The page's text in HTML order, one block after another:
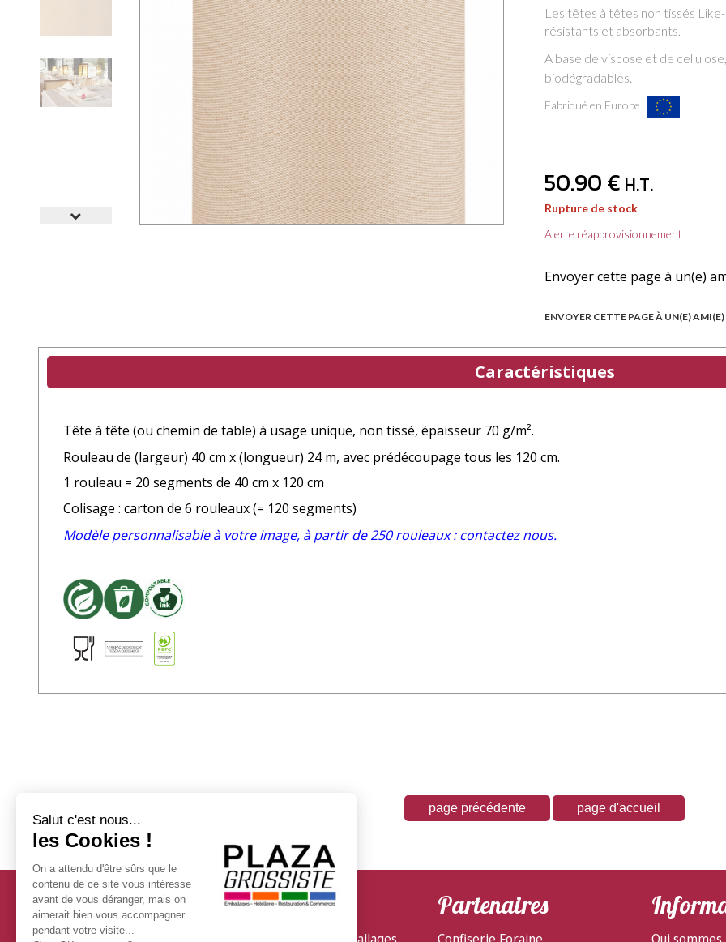
Les têtes à têtes non tissés
résistants et absorbants
A base de viscose et de
biodégradables.
Fabriqué en Europe
50.90€ H.T.
Rupture de stock
Alerte réapprovisionnement
Envoyer cette page à un(e)
ENVOYER CETTE PAGE À UN(E) AMI(E)
Caractéristiques
Tête à tête (ou chemin de table) à usage unique, non tissé, épaisseur 70 g/m².
Rouleau de (largeur) 40 cm x (longueur) 24 m, avec prédécoupage tous les 120 cm.
1 rouleau = 20 segments de 40 cm x 120 cm
Colisage : carton de 6 rouleaux (= 120 segments)
Modèle personnalisable à votre image, à partir de 250 rouleaux : contactez nous.
Services
Personnalisez vos emballages
Partenaires
Confiserie Foraine Qui sommes